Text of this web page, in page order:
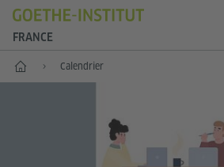
FRANCE
Accueil Calendrier